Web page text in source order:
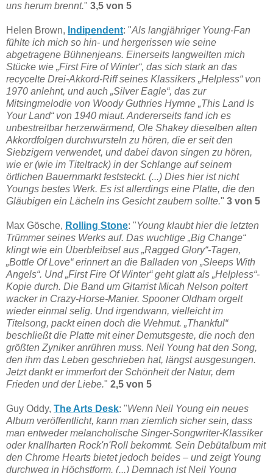
uns herum brennt." 3,5 von 5
Helen Brown, Indipendent: "Als langjähriger Young-Fan
fühlte ich mich so hin- und hergerissen wie seine
abgetragene Bühnenjeans. Einerseits langweilten mich
Stücke wie „First Fire of Winter“, das sich stark an das
recycelte Drei-Akkord-Riff seines Klassikers „Helpless“ von
1970 anlehnt, und auch „Silver Eagle“, das zur
Mitsingmelodie von Woody Guthries Hymne „This Land Is
Your Land“ von 1940 miaut. Andererseits fand ich es
unbestreitbar herzerwärmend, Ole Shakey dieselben alten
Akkordfolgen durchwursteln zu hören, die er seit den
Siebzigern verwendet, und dabei davon singen zu hören,
wie er (wie im Titeltrack) in der Schlange auf seinem
örtlichen Bauernmarkt feststeckt. (...) Dies hier ist nicht
Youngs bestes Werk. Es ist allerdings eine Platte, die den
Gläubigen ein Lächeln ins Gesicht zaubern sollte." 3 von 5
Max Gösche, Rolling Stone: "Young klaubt hier die letzten
Trümmer seines Werks auf. Das wuchtige „Big Change“
klingt wie ein Überbleibsel aus „Ragged Glory“-Tagen,
„Bottle Of Love“ erinnert an die Balladen von „Sleeps With
Angels“. Und „First Fire Of Winter“ geht glatt als „Helpless“-
Kopie durch. Die Band um Gitarrist Micah Nelson poltert
wacker in Crazy-Horse-Manier. Spooner Oldham orgelt
wieder einmal selig. Und irgendwann, vielleicht im
Titelsong, packt einen doch die Wehmut. „Thankful“
beschließt die Platte mit einer Demutsgeste, die noch den
größten Zyniker anrühren muss. Neil Young hat den Song,
den ihm das Leben geschrieben hat, längst ausgesungen.
Jetzt dankt er immerfort der Schönheit der Natur, dem
Frieden und der Liebe." 2,5 von 5
Guy Oddy, The Arts Desk: "Wenn Neil Young ein neues
Album veröffentlicht, kann man ziemlich sicher sein, dass
man entweder melancholische Singer-Songwriter-Klassiker
oder knallharten Rock'n'Roll bekommt. Sein Debütalbum mit
den Chrome Hearts bietet jedoch beides – und zeigt Young
durchweg in Höchstform. (...) Demnach ist Neil Young